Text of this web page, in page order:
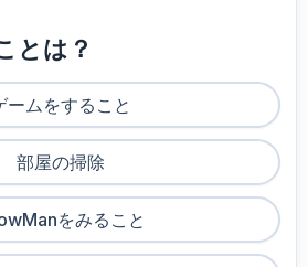
とは？
ームをすること
部屋の掃除
をみること